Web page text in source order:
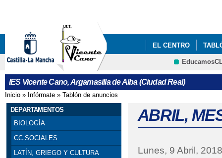
EL CENTRO
BANCO DE
EDUCACIÓN
IES Vicente Cano, Argamasilla de Alba (Ciudad Real)
Se encuentra usted aquí
Inicio » Infórmate » Tablón de anuncios
DEPARTAMENTOS
BIOLOGÍA
CC.SOCIALES
LATÍN, GRIEGO Y CULTURA
ABRIL,
Lunes, 9 Abril, 2018